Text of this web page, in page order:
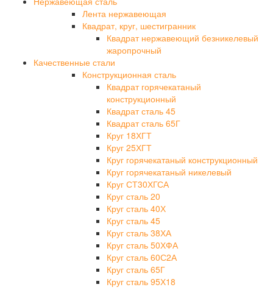
Лента нержавеющая
Квадрат, круг, шестигранник
Квадрат нержавеющий безникелевый
жаропрочный
Качественные стали
Конструкционная сталь
Квадрат горячекатаный
конструкционный
Квадрат сталь 45
Квадрат сталь 65Г
Круг 18ХГТ
Круг 25ХГТ
Круг горячекатаный конструкционный
Круг горячекатаный никелевый
Круг СТ30ХГСА
Круг сталь 20
Круг сталь 40Х
Круг сталь 45
Круг сталь 38ХА
Круг сталь 50ХФА
Круг сталь 60С2А
Круг сталь 65Г
Круг сталь 95Х18